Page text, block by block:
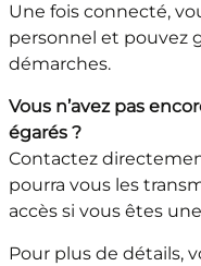
Une fois connecté,
personnel et pouvez
démarches.
Vous n’avez pas
égarés ?
Contactez
pourra vous les
accès si vous êtes
Pour plus de détails,